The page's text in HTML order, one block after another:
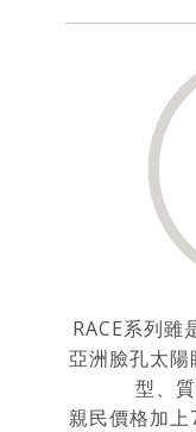
RACE系列雖
亞洲臉孔太陽
型、
親民價格加